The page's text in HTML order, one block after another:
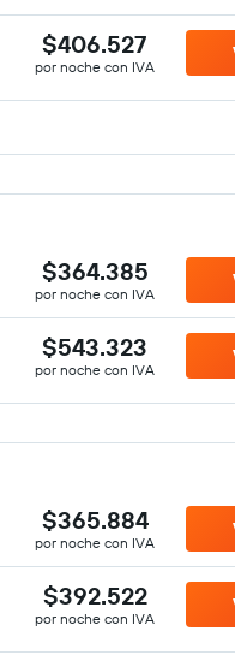
$406.527
por noche con IVA
$364.385
por noche con IVA
$543.323
por noche con IVA
$365.884
por noche con IVA
$392.522
por noche con IVA